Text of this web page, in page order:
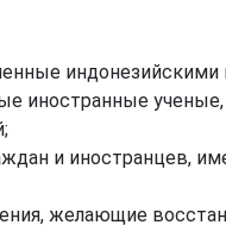
индонезийскими
иностранные
и иностранцев,
желающие